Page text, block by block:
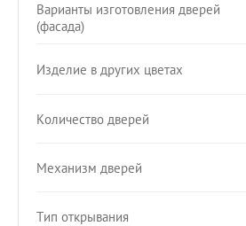
Варианты изготовления дверей
(фасада)
Изделие в других цветах
Количество дверей
Механизм дверей
Тип открывания